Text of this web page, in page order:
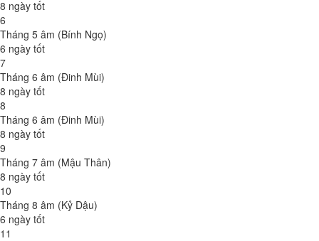
8 ngày tốt
6
Tháng 5 âm (Bính Ngọ)
6 ngày tốt
7
Tháng 6 âm (Đinh Mùi)
8 ngày tốt
8
Tháng 6 âm (Đinh Mùi)
8 ngày tốt
9
Tháng 7 âm (Mậu Thân)
8 ngày tốt
10
Tháng 8 âm (Kỷ Dậu)
6 ngày tốt
11